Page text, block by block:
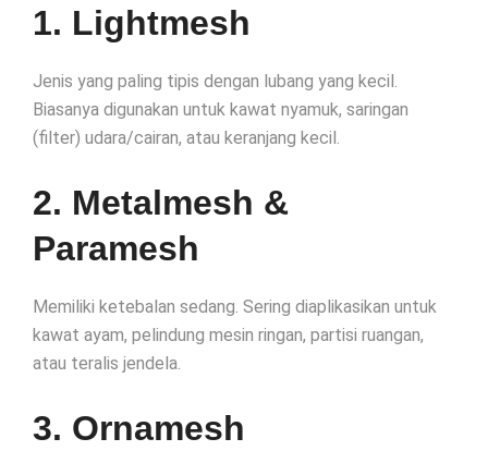
1. Lightmesh
Jenis yang paling tipis dengan lubang yang kecil.
Biasanya digunakan untuk kawat nyamuk, saringan
(filter) udara/cairan, atau keranjang kecil.
2. Metalmesh &
Paramesh
Memiliki ketebalan sedang. Sering diaplikasikan untuk
kawat ayam, pelindung mesin ringan, partisi ruangan,
atau teralis jendela.
3. Ornamesh